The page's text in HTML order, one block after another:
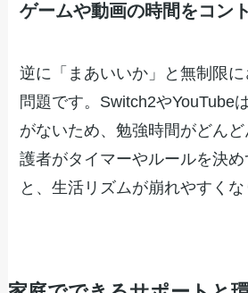
ゲームや動画の時間をコン
逆に「まあいいか」と無制限
問題です。Switch2やYouTube
がないため、勉強時間がどん
護者がタイマーやルールを決
と、生活リズムが崩れやすくな